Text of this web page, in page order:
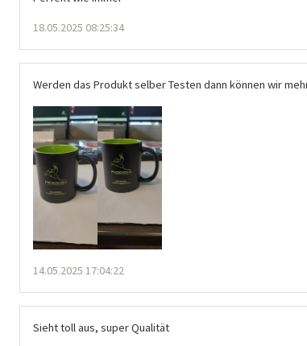
18.05.2025 08:25:34
Werden das Produkt selber Testen dann können wir
14.05.2025 17:04:22
Sieht toll aus, super Qualität